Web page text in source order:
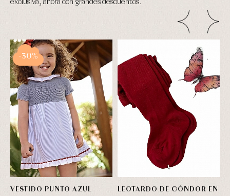
exclusiva, ahora con grandes descuentos.
VESTIDO PUNTO AZUL
-30%
LEOTARDO DE CÓNDOR EN